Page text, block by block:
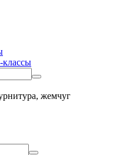
классы
жемчуг